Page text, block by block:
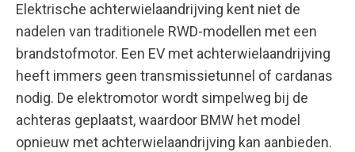
Elektrische achterwielaandrijving kent niet de
nadelen van traditionele RWD-modellen met een
brandstofmotor. Een EV met achterwielaandrijving
heeft immers geen transmissietunnel of cardanas
nodig. De elektromotor wordt simpelweg bij de
achteras geplaatst, waardoor BMW het model
opnieuw met achterwielaandrijving kan aanbieden.